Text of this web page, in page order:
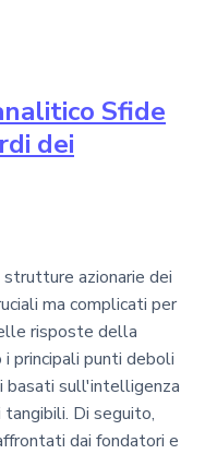
Sfide
dei
azionarie dei
ma complicati per
risposte della
principali punti deboli
basati sull'intelligenza
Di seguito,
dai fondatori e